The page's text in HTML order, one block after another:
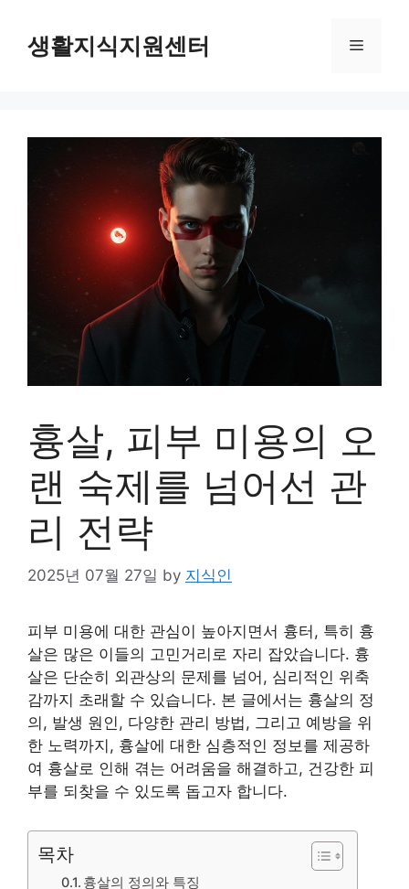
content생활지식지원센터 Menu
흉살, 피부 미용의 오
랜 숙제를 넘어선 관
리 전략
2025년 07월 27일 by 지식인
피부 미용에 대한 관심이 높아지면서 흉터, 특히 흉
살은 많은 이들의 고민거리로 자리 잡았습니다. 흉
살은 단순히 외관상의 문제를 넘어, 심리적인 위축
감까지 초래할 수 있습니다. 본 글에서는 흉살의 정
의, 발생 원인, 다양한 관리 방법, 그리고 예방을 위
한 노력까지, 흉살에 대한 심층적인 정보를 제공하
여 흉살로 인해 겪는 어려움을 해결하고, 건강한 피
부를 되찾을 수 있도록 돕고자 합니다.
목차
흉살의 정의와 특징